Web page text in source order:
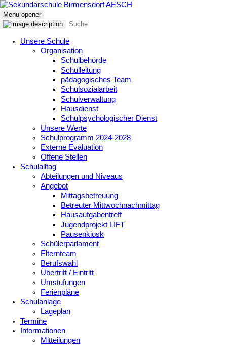
Menu opener
Unsere Schule
Organisation
Schulbehörde
Schulleitung
pädagogisches Team
Schulsozialarbeit
Schulverwaltung
Hausdienst
Schulpsychologischer Dienst
Unsere Werte
Schulprogramm 2024-2028
Externe Evaluation
Offene Stellen
Schulalltag
Abteilungen und Niveaus
Angebot
Mittagsbetreuung
Betreuter Mittwochnachmittag
Hausaufgabentreff
Jugendprojekt LIFT
Pausenkiosk
Schülerparlament
Elternteam
Berufswahl
Übertritt / Eintritt
Umstufungen
Ferienpläne
Schulanlage
Lageplan
Termine
Informationen
Mitteilungen